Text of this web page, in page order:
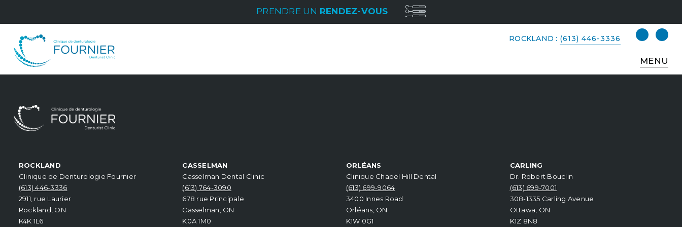
PRENDRE UN RENDEZ-VOUS
ROCKLAND : (613) 446-3336
MENU
ROCKLAND
Clinique de Denturologie Fournier
(613) 446-3336
2911, rue Laurier
Rockland, ON
K4K 1L6
CASSELMAN
Casselman Dental Clinic
(613) 764-3090
678 rue Principale
Casselman, ON
K0A 1M0
ORLÉANS
Clinique Chapel Hill Dental
(613) 699-9064
3400 Innes Road
Orléans, ON
K1W 0G1
CARLING
Dr. Robert Bouclin
(613) 699-7001
308-1335 Carling Avenue
Ottawa, ON
K1Z 8N8